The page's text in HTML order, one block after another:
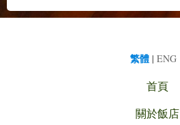
繁體 | ENG
首頁
關於飯店